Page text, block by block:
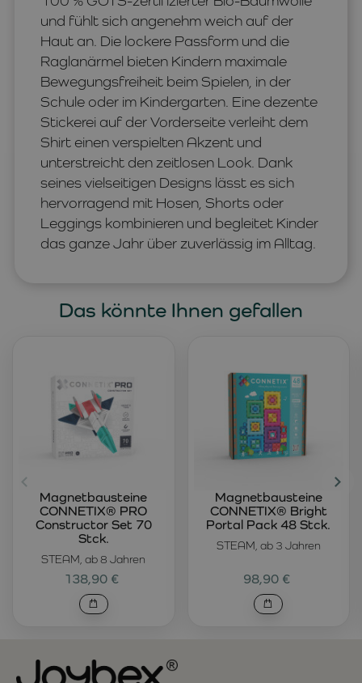
und fühlt sich angenehm weich auf der
Haut an. Die lockere Passform und die
Raglanärmel bieten Kindern maximale
Bewegungsfreiheit beim Spielen, in der
Schule oder im Kindergarten. Eine dezente
Stickerei auf der Vorderseite verleiht dem
Shirt einen verspielten Akzent und
unterstreicht den zeitlosen Look. Dank
seines vielseitigen Designs lässt es sich
hervorragend mit Hosen, Shorts oder
Leggings kombinieren und begleitet Kinder
das ganze Jahr über zuverlässig im Alltag.
Das könnte Ihnen gefallen
STEAM, ab 8 Jahren
Magnetbausteine
CONNETIX® PRO
Constructor Set 70
Stck.
138,90 €
STEAM, ab 3 Jahren
Magnetbausteine
CONNETIX® Bright
Portal Pack 48 Stck.
98,90 €